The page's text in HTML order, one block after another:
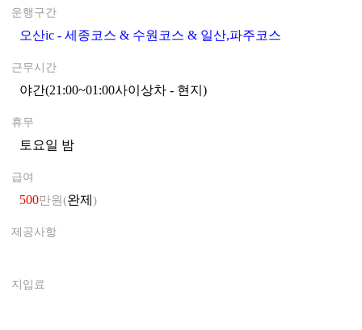
운행구간
오산ic - 세종코스 & 수원코스 & 일산,파주코스
근무시간
야간(21:00~01:00사이상차 - 현지)0
휴무
토요일 밤0
급여
500만원(완제 )
제공사항
지입료